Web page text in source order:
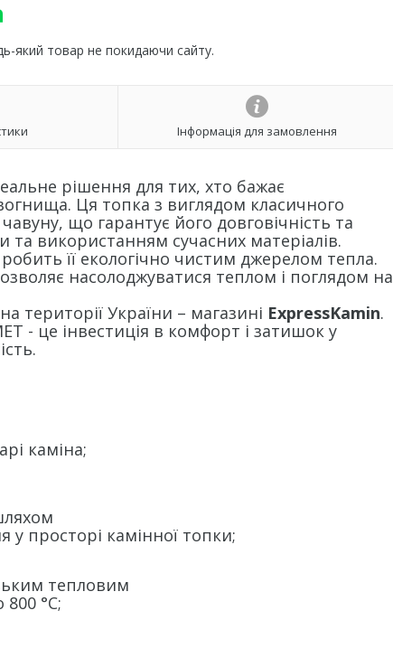
який товар не покидаючи сайту.
Інформація для замовлення
рішення для тих, хто бажає
Ця топка з виглядом класичного
що гарантує його довговічність та
та використанням сучасних матеріалів.
її екологічно чистим джерелом тепла.
насолоджуватися теплом і поглядом на
території України – магазині ExpressKamin.
- це інвестиція в комфорт і затишок у
каміна;
просторі камінної топки;
тепловим
°C;